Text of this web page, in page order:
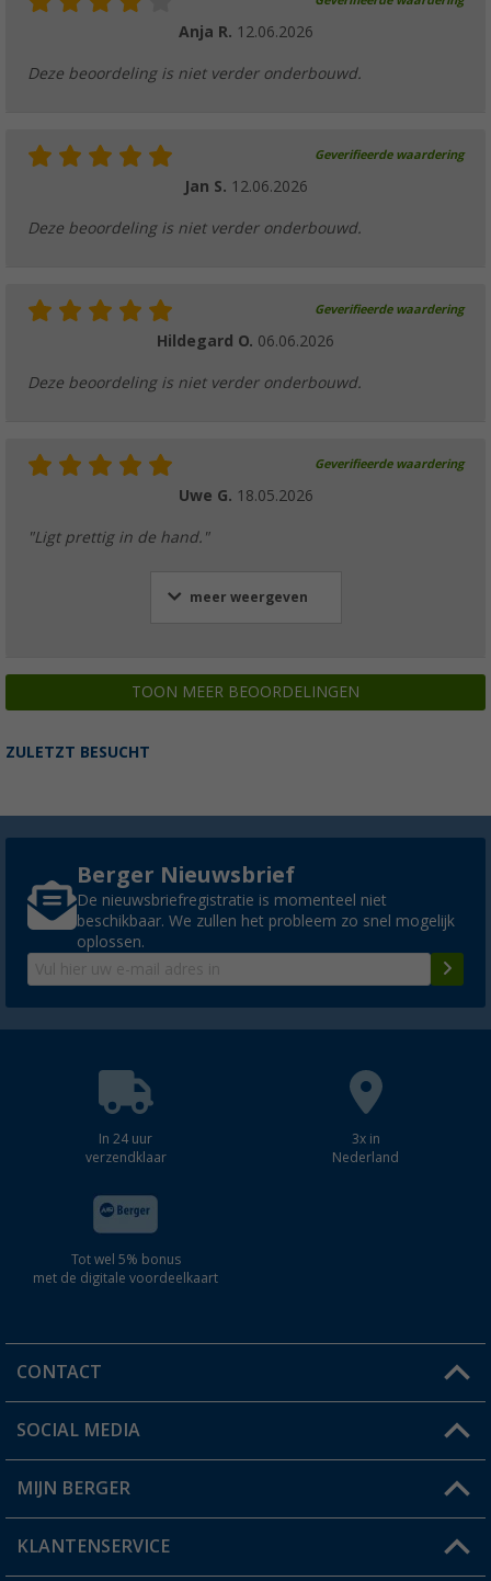
Anja R. 12.06.2026
Deze beoordeling is niet verder onderbouwd.
Geverifieerde waardering
Jan S. 12.06.2026
Deze beoordeling is niet verder onderbouwd.
Geverifieerde waardering
Hildegard O. 06.06.2026
Deze beoordeling is niet verder onderbouwd.
Geverifieerde waardering
Uwe G. 18.05.2026
"Ligt prettig in de hand."
meer weergeven
TOON MEER BEOORDELINGEN
ZULETZT BESUCHT
Berger Nieuwsbrief
De nieuwsbriefregistratie is momenteel niet
beschikbaar. We zullen het probleem zo snel mogelijk
oplossen.
In 24 uur
verzendklaar
3x in
Nederland
Tot wel 5% bonus
met de digitale voordeelkaart
CONTACT
Een vraag?
Winkel vinden
SOCIAL MEDIA
MIJN BERGER
Mijn account
KLANTENSERVICE